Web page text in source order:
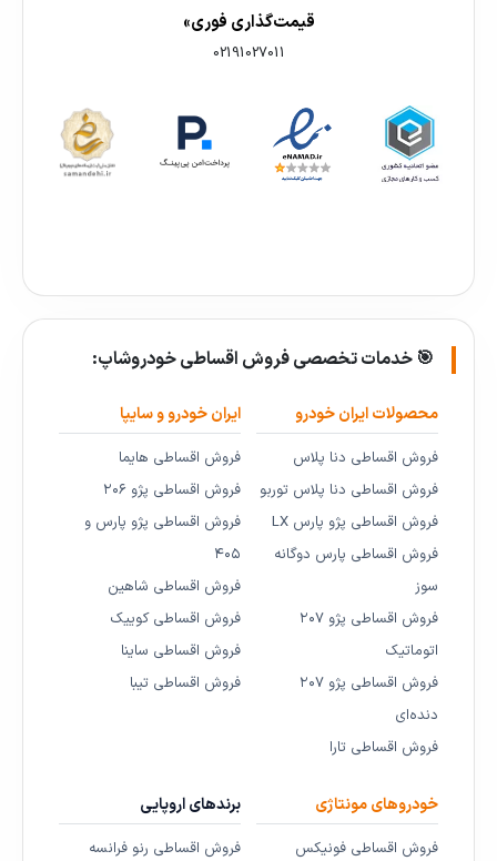
قیمت‌گذاری فوری»
02191027011
🎯 خدمات تخصصی فروش اقساطی خودروشاپ:
محصولات ایران خودرو
فروش اقساطی دنا پلاس
فروش اقساطی دنا پلاس توربو
فروش اقساطی پژو پارس LX
فروش اقساطی پارس دوگانه
سوز
فروش اقساطی پژو ۲۰۷
اتوماتیک
فروش اقساطی پژو ۲۰۷
دنده‌ای
فروش اقساطی تارا
ایران خودرو و سایپا
فروش اقساطی هایما
فروش اقساطی پژو ۲۰۶
فروش اقساطی پژو پارس و
۴۰۵
فروش اقساطی شاهین
فروش اقساطی کوییک
فروش اقساطی ساینا
فروش اقساطی تیبا
خودروهای مونتاژی
فروش اقساطی فونیکس
برندهای اروپایی
فروش اقساطی رنو فرانسه